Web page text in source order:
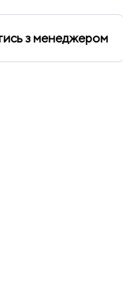
з менеджером